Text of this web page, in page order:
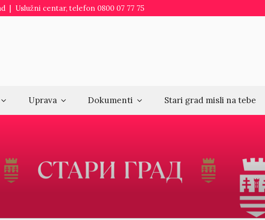
| Uslužni centar, telefon 0800 07 77 75
Uprava Dokumenti Stari grad misli na tebe